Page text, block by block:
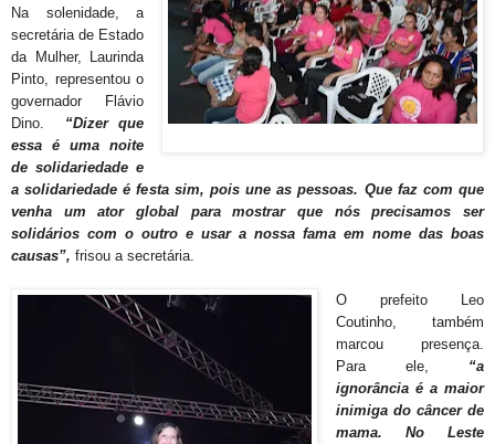
Na solenidade, a
secretária de Estado
da Mulher, Laurinda
Pinto, representou o
governador Flávio
Dino. “Dizer que
essa é uma noite
de solidariedade e
a solidariedade é festa sim, pois une as pessoas. Que faz com que
venha um ator global para mostrar que nós precisamos ser
solidários com o outro e usar a nossa fama em nome das boas
causas”, frisou a secretária.
O prefeito Leo
Coutinho, também
marcou presença.
Para ele, “a
ignorância é a maior
inimiga do câncer de
mama. No Leste